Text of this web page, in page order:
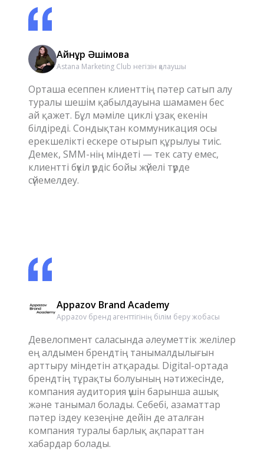
Айнұр Әшімова
Astana Marketing Club негізін қалаушы
Орташа есеппен клиенттің пәтер сатып алу
туралы шешім қабылдауына шамамен бес
ай қажет. Бұл мәміле циклі ұзақ екенін
білдіреді. Сондықтан коммуникация осы
ерекшелікті ескере отырып құрылуы тиіс.
Демек, SMM-нің міндеті — тек сату емес,
клиентті бүкіл үрдіс бойы жүйелі түрде
сүйемелдеу.
Appazov Brand Academy
Appazov бренд агенттігінің білім беру жобасы
Девелопмент саласында әлеуметтік желілер
ең алдымен брендтің танымалдылығын
арттыру міндетін атқарады. Digital-ортада
брендтің тұрақты болуының нәтижесінде,
компания аудитория үшін барынша ашық
және танымал болады. Себебі, азаматтар
пәтер іздеу кезеңіне дейін де аталған
компания туралы барлық ақпараттан
хабардар болады.